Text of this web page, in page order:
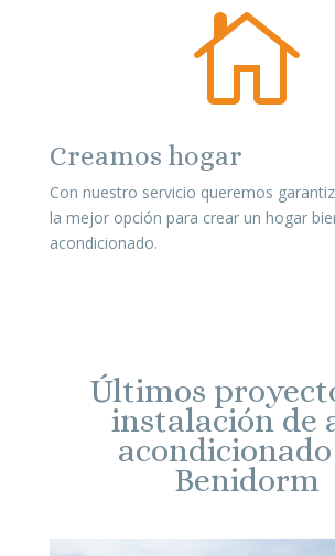

Creamos hogar
Con nuestro servicio queremos
la mejor opción para crear un hogar
acondicionado.
Últimos
instalación de
Benidorm